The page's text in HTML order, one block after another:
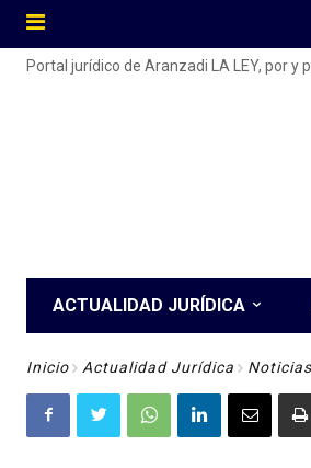
Portal jurídico de Aranzadi LA LEY, por y
ACTUALIDAD JURÍDICA
Inicio Actualidad Jurídica